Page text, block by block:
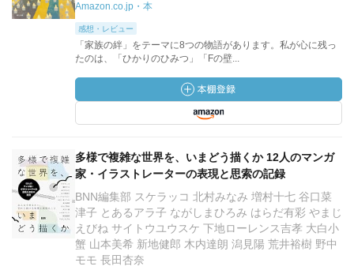
Amazon.co.jp・本
感想・レビュー
「家族の絆」をテーマに8つの物語があります。私が心に残っ
たのは、「ひかりのひみつ」「Fの壁...
多様で複雑な世界を、いまどう描くか 12人のマンガ
家・イラストレーターの表現と思索の記録
BNN編集部 スケラッコ 北村みなみ 増村十七 谷口菜
津子 とあるアラ子 ながしまひろみ はらだ有彩 やまじ
えびね サイトウユウスケ 下地ローレンス吉孝 大白小
蟹 山本美希 新地健郎 木内達朗 潟見陽 荒井裕樹 野中
モモ 長田杏奈